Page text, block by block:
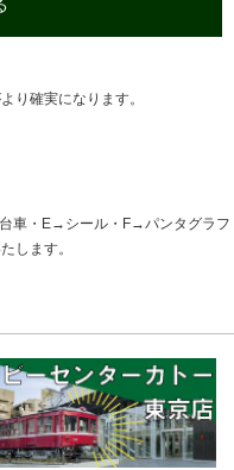
り確実になります。
車・E→シール・F→パンタグラフ
します。